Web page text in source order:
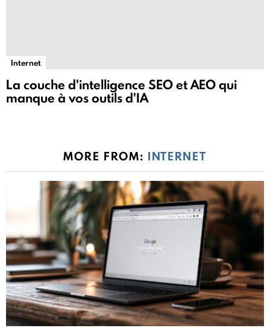
Internet
La couche d'intelligence SEO et AEO qui
manque à vos outils d'IA
MORE FROM: INTERNET